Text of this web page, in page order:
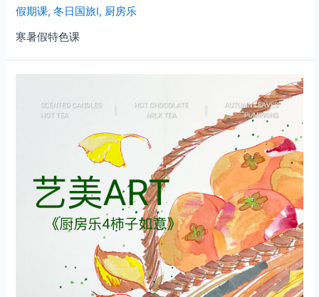
假期课,冬日国旅Ⅰ, 厨房乐
寒暑假特色课